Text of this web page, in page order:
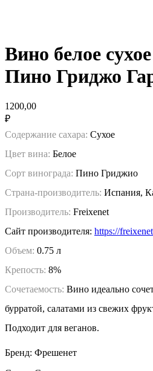
Вино белое
Пино Гриджо
1200,00
₽
Содержание сахара: Сухое
Цвет вина: Белое
Сорт винограда: Пино Гриджио
Страна-производитель: Испания,
Производитель: Freixenet
Сайт производителя: https://
Объем: 0.75 л
Крепость: 8%
Сочетаемость: Вино идеально
бурратой, салатами из свежих
Подходит для веганов.
Бренд: Фрешенет